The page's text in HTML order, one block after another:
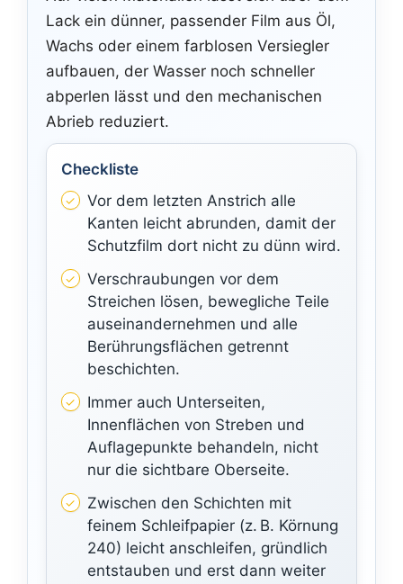
Lack ein dünner, passender Film aus Öl,
Wachs oder einem farblosen Versiegler
aufbauen, der Wasser noch schneller
abperlen lässt und den mechanischen
Abrieb reduziert.
Checkliste
Vor dem letzten Anstrich alle
Kanten leicht abrunden, damit der
Schutzfilm dort nicht zu dünn wird.
Verschraubungen vor dem
Streichen lösen, bewegliche Teile
auseinandernehmen und alle
Berührungsflächen getrennt
beschichten.
Immer auch Unterseiten,
Innenflächen von Streben und
Auflagepunkte behandeln, nicht
nur die sichtbare Oberseite.
Zwischen den Schichten mit
feinem Schleifpapier (z. B. Körnung
240) leicht anschleifen, gründlich
entstauben und erst dann weiter